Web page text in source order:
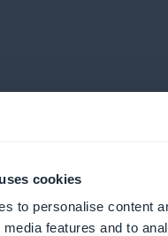
cookies
to personalise content
features and to
til sagen